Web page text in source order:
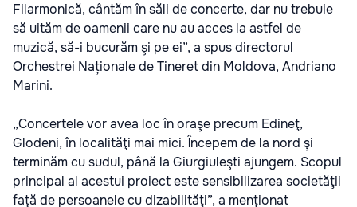
Filarmonică, cântăm în săli de concerte, dar nu trebuie
să uităm de oamenii care nu au acces la astfel de
muzică, să-i bucurăm şi pe ei”, a spus directorul
Orchestrei Naționale de Tineret din Moldova, Andriano
Marini.
„Concertele vor avea loc în oraşe precum Edineţ,
Glodeni, în localităţi mai mici. Începem de la nord şi
terminăm cu sudul, până la Giurgiuleşti ajungem. Scopul
principal al acestui proiect este sensibilizarea societăţii
față de persoanele cu dizabilităţi”, a menționat